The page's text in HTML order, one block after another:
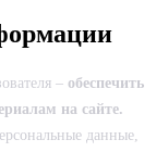
– обеспечить
на сайте.
данные,